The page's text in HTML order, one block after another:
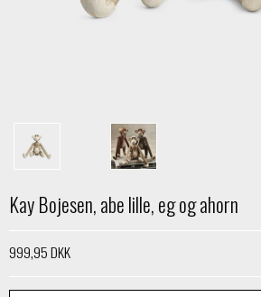
Kay Bojesen, abe lille, eg og ahorn
999,95 DKK